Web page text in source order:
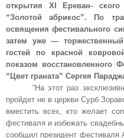
открытия XI Ереван- ского
“Золотой абрикос”. По
освящения фестивального
затем уже —
гостей по красной
показом восстановленного
“Цвет граната” Сергея
“На этот раз
пройдет не в церкви Сурб
вместить всех, кто желает
фестиваля и избежать
сообщил президент